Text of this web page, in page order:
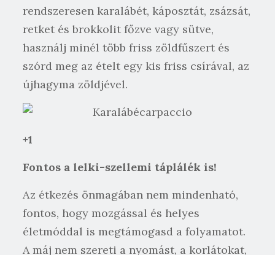
rendszeresen karalábét, káposztát, zsázsát,
retket és brokkolit főzve vagy sütve,
használj minél több friss zöldfűszert és
szórd meg az ételt egy kis friss csírával, az
újhagyma zöldjével.
+1
Fontos a lelki-szellemi táplálék is!
Az étkezés önmagában nem mindenható,
fontos, hogy mozgással és helyes
életmóddal is megtámogasd a folyamatot.
A máj nem szereti a nyomást, a korlátokat,